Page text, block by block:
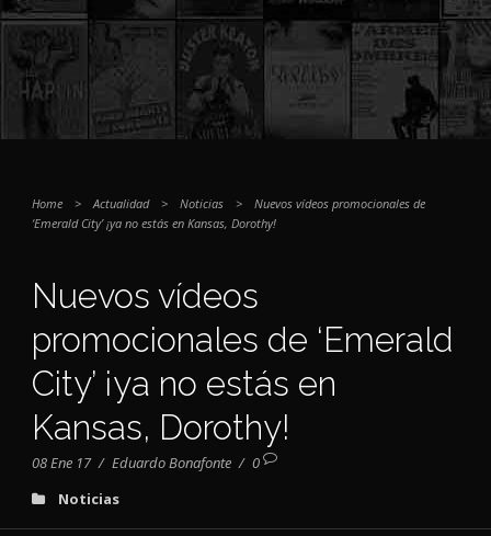
Home > Actualidad > Noticias >
Nuevos vídeos promocionales de
‘Emerald City’ ¡ya no estás en Kansas, Dorothy!
Nuevos vídeos
promocionales de ‘Emerald
City’ ¡ya no estás en
Kansas, Dorothy!
08 Ene 17 / Eduardo Bonafonte / 0
Noticias